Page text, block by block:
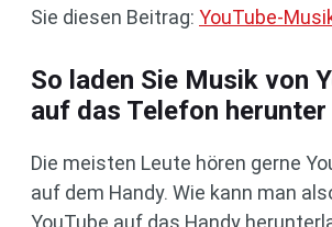
Sie diesen Beitrag: YouTube-
So laden Sie Musik von
auf das Telefon herunter
Die meisten Leute hören gerne
auf dem Handy. Wie kann man
YouTube auf das Handy